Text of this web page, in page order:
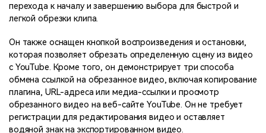
перехода к началу и завершению выбора для быстрой и
легкой обрезки клипа.
Он также оснащен кнопкой воспроизведения и остановки,
которая позволяет обрезать определенную сцену из видео
с YouTube. Кроме того, он демонстрирует три способа
обмена ссылкой на обрезанное видео, включая копирование
плагина, URL-адреса или медиа-ссылки и просмотр
обрезанного видео на веб-сайте YouTube. Он не требует
регистрации для редактирования видео и оставляет
водяной знак на экспортированном видео.